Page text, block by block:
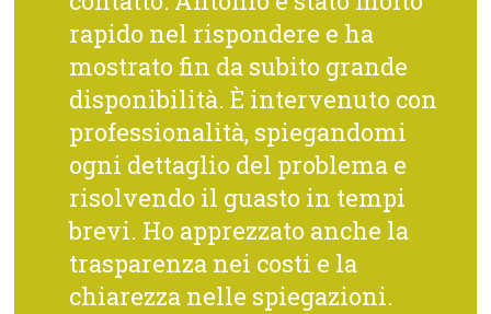
rapido nel rispondere e ha
mostrato fin da subito grande
disponibilità. È intervenuto con
professionalità, spiegandomi
ogni dettaglio del problema e
risolvendo il guasto in tempi
brevi. Ho apprezzato anche la
trasparenza nei costi e la
chiarezza nelle spiegazioni.